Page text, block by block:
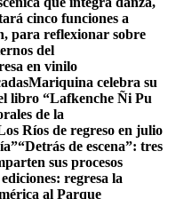
cinco funciones a
para reflexionar sobre
del
en vinilo
Mariquina celebra su
libro “Lafkenche Ñi Pu
de la
Ríos de regreso en julio
“Detrás de escena”: tres
sus procesos
regresa la
al Parque